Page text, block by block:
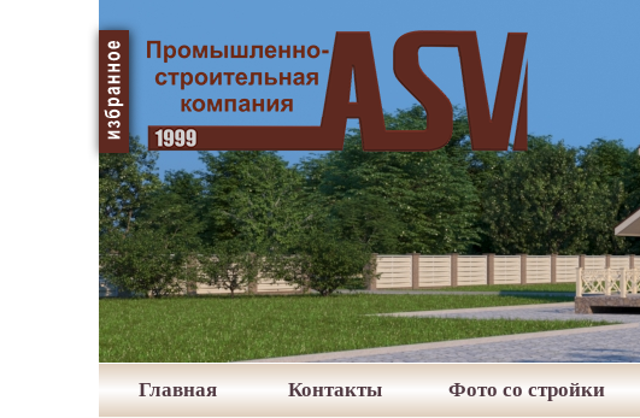
Главная Фото со стройки
Контакты